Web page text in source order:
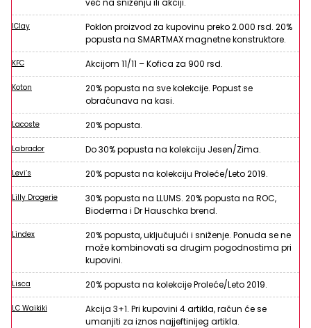
IClay
Poklon proizvod za kupovinu preko 2.000 rsd. 20%
popusta na SMARTMAX magnetne konstruktore.
KFC Akcijom 11/11 – Kofica za 900 rsd.
Koton
20% popusta na sve kolekcije. Popust se
obračunava na kasi.
Lacoste 20% popusta.
Labrador Do 30% popusta na kolekciju Jesen/Zima.
Levi’s 20% popusta na kolekciju Proleće/Leto 2019.
Lilly Drogerie
30% popusta na LLUMS. 20% popusta na ROC,
Bioderma i Dr Hauschka brend.
Lindex
20% popusta, uključujući i sniženje. Ponuda se ne
može kombinovati sa drugim pogodnostima pri
kupovini.
Lisca 20% popusta na kolekcije Proleće/Leto 2019.
LC Waikiki
Akcija 3+1. Pri kupovini 4 artikla, račun će se
umanjiti za iznos najjeftinijeg artikla.